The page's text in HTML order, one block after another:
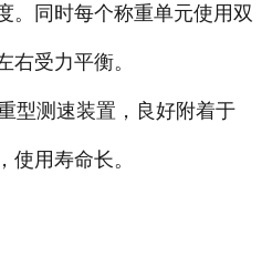
。同时每个称重单元使用双
右受力平衡。
型测速装置，良好附着于
使用寿命长。